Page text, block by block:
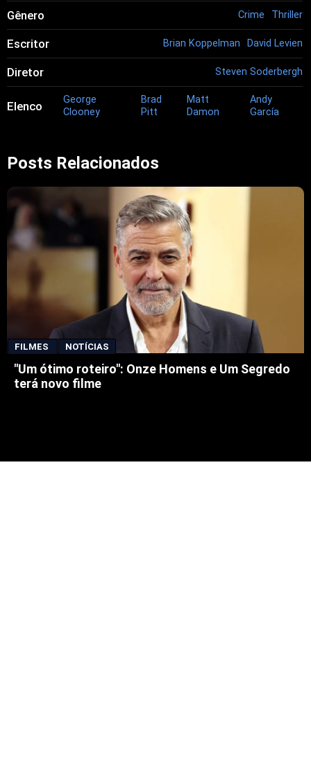
Gênero Crime Thriller
Escritor Brian Koppelman David Levien
Diretor Steven Soderbergh
Elenco
George
Clooney
Brad
Pitt
Matt
Damon
Andy
García
Posts Relacionados
FILMES NOTÍCIAS
"Um ótimo roteiro": Onze Homens e Um Segredo
terá novo filme